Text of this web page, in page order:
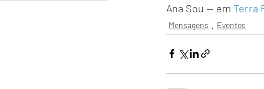
Ana Sou — em Terra
Mensagens Eventos